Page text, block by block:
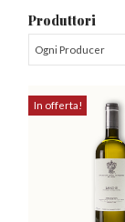
Produttori
Ogni Producer
In offerta!